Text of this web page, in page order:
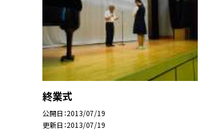
終業式
公開日 2013/07/19
更新日 2013/07/19